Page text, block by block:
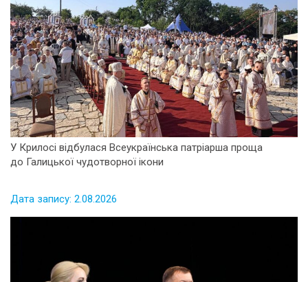
У Крилосі відбулася Всеукраїнська патріарша проща
до Галицької чудотворної ікони
Дата запису: 2.08.2026